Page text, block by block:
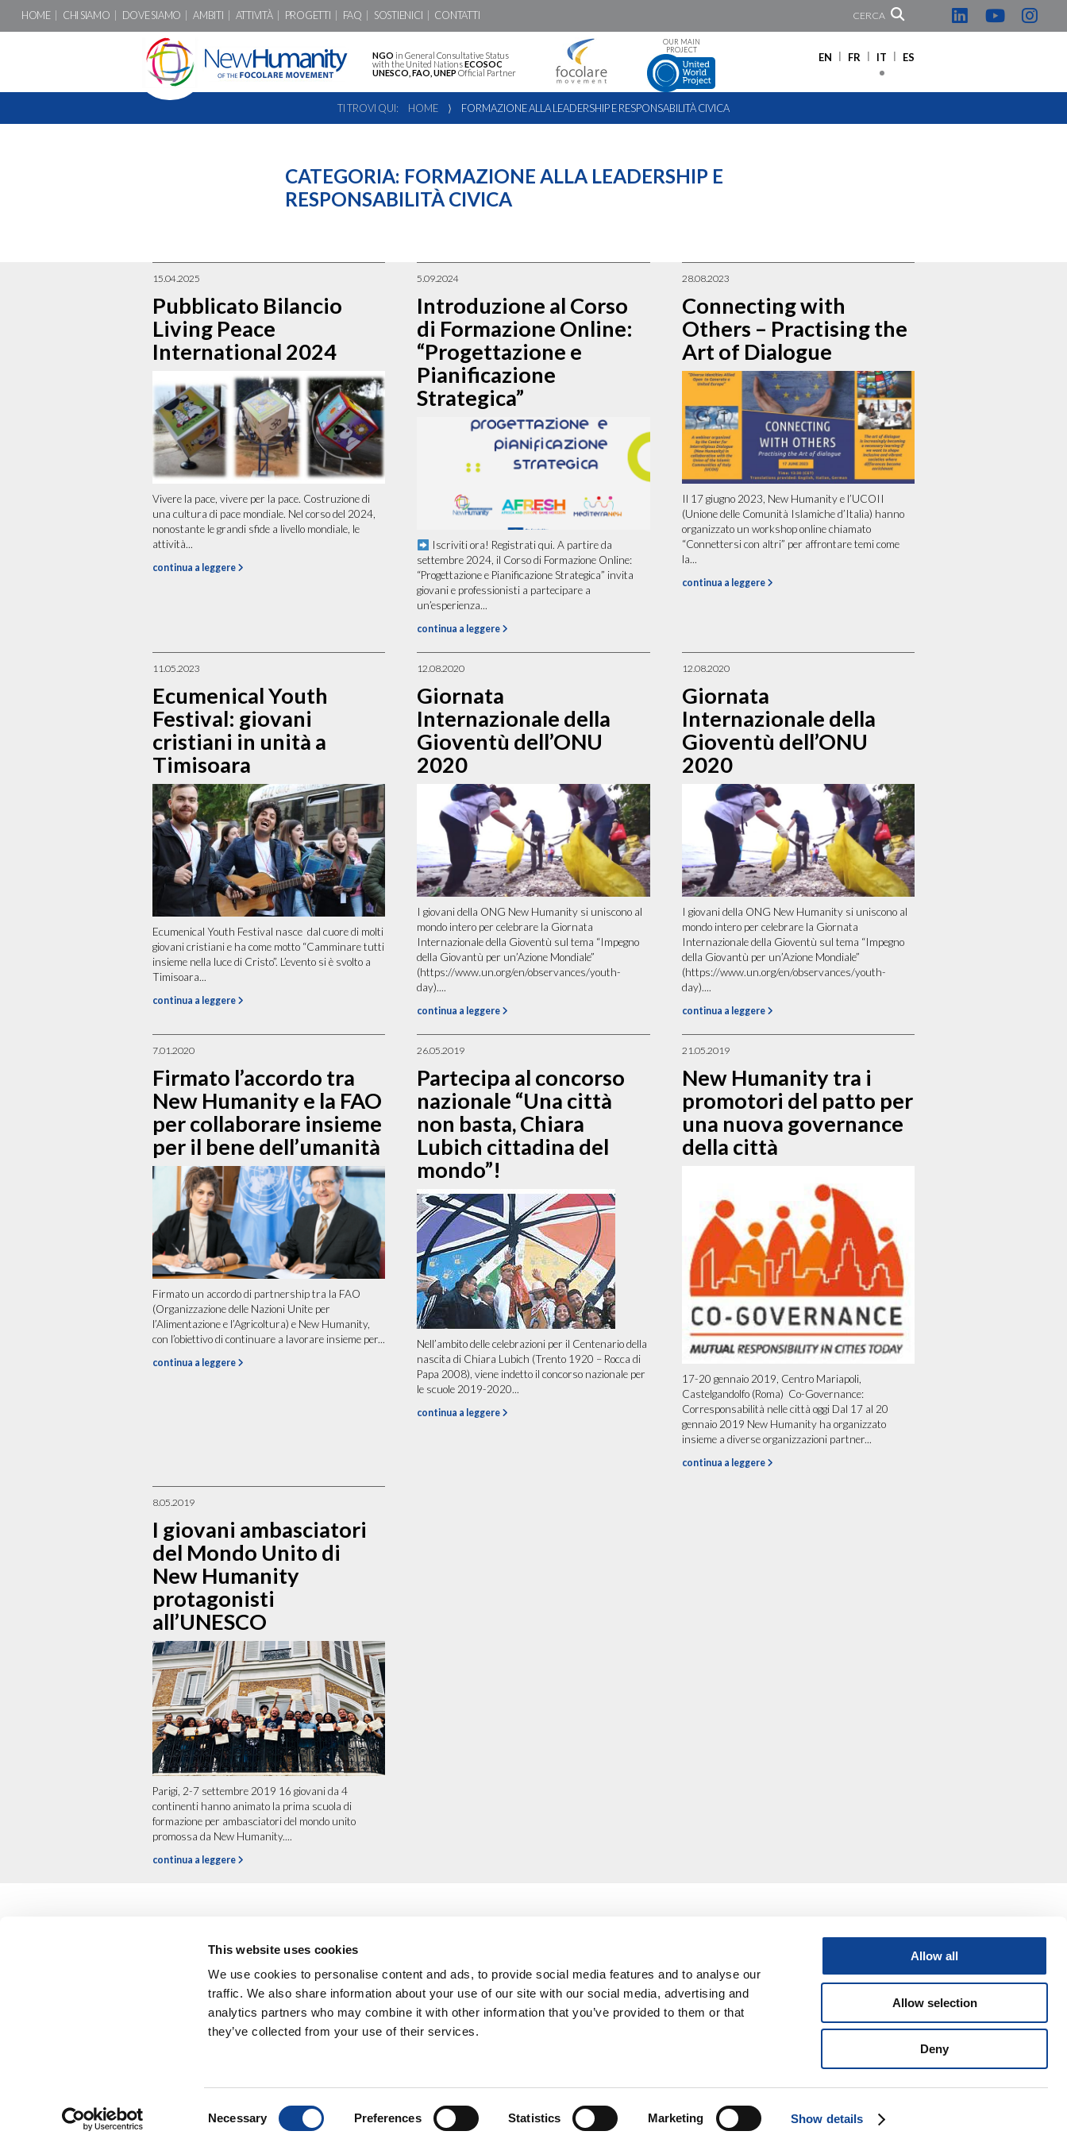
This website uses cookies
We use cookies to personalise content and ads, to provide social media features and to analyse our
traffic. We also share information about your use of our site with our social media, advertising and
analytics partners who may combine it with other information that you’ve provided to them or that
they’ve collected from your use of their services.
Necessary Preferences Statistics Marketing Show details
Allow all
Allow selection
Deny
HOME CHI SIAMO DOVE SIAMO AMBITI ATTIVITÀ PROGETTI FAQ SOSTIENICI CONTATTI CERCA
NGO in General Consultative Status
with the United NationsECOSOC
UNESCO, FAO, UNEP Official Partner
OUR MAIN
PROJECT
EN FR IT ES
TI TROVI QUI: HOME ⟩ FORMAZIONE ALLA LEADERSHIP E RESPONSABILITÀ CIVICA
CATEGORIA: FORMAZIONE ALLA LEADERSHIP E
RESPONSABILITÀ CIVICA
15.04.2025
Pubblicato Bilancio
Living Peace
International 2024
Vivere la pace, vivere per la pace. Costruzione di
una cultura di pace mondiale. Nel corso del 2024,
nonostante le grandi sfide a livello mondiale, le
attività...
continua a leggere
5.09.2024
Introduzione al Corso
di Formazione Online:
“Progettazione e
Pianificazione
Strategica”
Iscriviti ora! Registrati qui. A partire da
settembre 2024, il Corso di Formazione Online:
“Progettazione e Pianificazione Strategica” invita
giovani e professionisti a partecipare a
un’esperienza...
continua a leggere
28.08.2023
Connecting with
Others – Practising the
Art of Dialogue
Il 17 giugno 2023, New Humanity e l’UCOII
(Unione delle Comunità Islamiche d’Italia) hanno
organizzato un workshop online chiamato
“Connettersi con altri” per affrontare temi come
la...
continua a leggere
11.05.2023
Ecumenical Youth
Festival: giovani
cristiani in unità a
Timisoara
Ecumenical Youth Festival nasce dal cuore di molti
giovani cristiani e ha come motto “Camminare tutti
insieme nella luce di Cristo”. L’evento si è svolto a
Timisoara...
continua a leggere
12.08.2020
Giornata
Internazionale della
Gioventù dell’ONU
2020
I giovani della ONG New Humanity si uniscono al
mondo intero per celebrare la Giornata
Internazionale della Gioventù sul tema “Impegno
della Giovantù per un’Azione Mondiale”
(https://www.un.org/en/observances/youth-
day)....
continua a leggere
12.08.2020
Giornata
Internazionale della
Gioventù dell’ONU
2020
I giovani della ONG New Humanity si uniscono al
mondo intero per celebrare la Giornata
Internazionale della Gioventù sul tema “Impegno
della Giovantù per un’Azione Mondiale”
(https://www.un.org/en/observances/youth-
day)....
continua a leggere
7.01.2020
Firmato l’accordo tra
New Humanity e la FAO
per collaborare insieme
per il bene dell’umanità
Firmato un accordo di partnership tra la FAO
(Organizzazione delle Nazioni Unite per
l’Alimentazione e l’Agricoltura) e New Humanity,
con l’obiettivo di continuare a lavorare insieme per...
continua a leggere
26.05.2019
Partecipa al concorso
nazionale “Una città
non basta, Chiara
Lubich cittadina del
mondo”!
Nell’ambito delle celebrazioni per il Centenario della
nascita di Chiara Lubich (Trento 1920 – Rocca di
Papa 2008), viene indetto il concorso nazionale per
le scuole 2019-2020...
continua a leggere
21.05.2019
New Humanity tra i
promotori del patto per
una nuova governance
della città
17-20 gennaio 2019, Centro Mariapoli,
Castelgandolfo (Roma) Co-Governance:
Corresponsabilità nelle città oggi Dal 17 al 20
gennaio 2019 New Humanity ha organizzato
insieme a diverse organizzazioni partner...
continua a leggere
8.05.2019
I giovani ambasciatori
del Mondo Unito di
New Humanity
protagonisti
all’UNESCO
Parigi, 2-7 settembre 2019 16 giovani da 4
continenti hanno animato la prima scuola di
formazione per ambasciatori del mondo unito
promossa da New Humanity....
continua a leggere